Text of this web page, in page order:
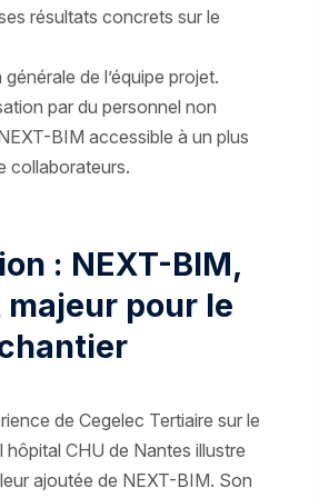
résultats concrets sur le
de l’équipe projet.
par du personnel non
BIM accessible à un plus
collaborateurs.
: NEXT-BIM,
pour le
de Cegelec Tertiaire sur le
CHU de Nantes illustre
ajoutée de NEXT-BIM. Son